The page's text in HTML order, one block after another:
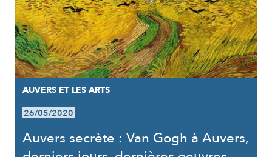
AUVERS ET LES ARTS
26/05/2020
Auvers secrète : Van Gogh à Auvers,